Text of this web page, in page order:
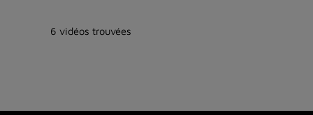
6 vidéos trouvées